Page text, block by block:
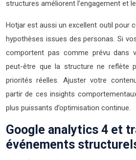
structures améliorent l’engagement et
Hotjar est aussi un excellent outil pour
hypothèses issues des personas. Si
comportent pas comme prévu dans
peut-être que la structure ne reflète
priorités réelles. Ajuster votre
partir de ces insights
plus puissants d’optimisation continue.
Google analytics 4 et
événements